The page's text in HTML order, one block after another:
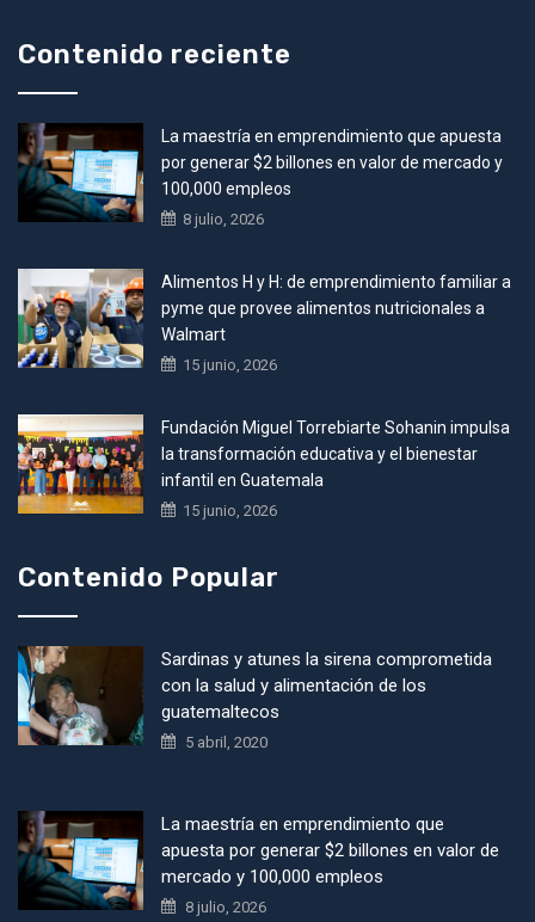
Contenido reciente
La maestría en emprendimiento que apuesta
por generar $2 billones en valor de mercado y
100,000 empleos
8 julio, 2026
Alimentos H y H: de emprendimiento familiar a
pyme que provee alimentos nutricionales a
Walmart
15 junio, 2026
Fundación Miguel Torrebiarte Sohanin impulsa
la transformación educativa y el bienestar
infantil en Guatemala
15 junio, 2026
Contenido Popular
Sardinas y atunes la sirena comprometida
con la salud y alimentación de los
guatemaltecos
5 abril, 2020
La maestría en emprendimiento que
apuesta por generar $2 billones en valor de
mercado y 100,000 empleos
8 julio, 2026